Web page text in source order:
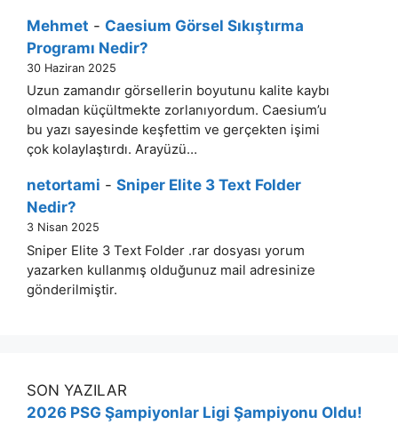
Mehmet - Caesium Görsel Sıkıştırma
Programı Nedir?
30 Haziran 2025
Uzun zamandır görsellerin boyutunu kalite kaybı
olmadan küçültmekte zorlanıyordum. Caesium’u
bu yazı sayesinde keşfettim ve gerçekten işimi
çok kolaylaştırdı. Arayüzü…
netortami - Sniper Elite 3 Text Folder
Nedir?
3 Nisan 2025
Sniper Elite 3 Text Folder .rar dosyası yorum
yazarken kullanmış olduğunuz mail adresinize
gönderilmiştir.
SON YAZILAR
2026 PSG Şampiyonlar Ligi Şampiyonu Oldu!